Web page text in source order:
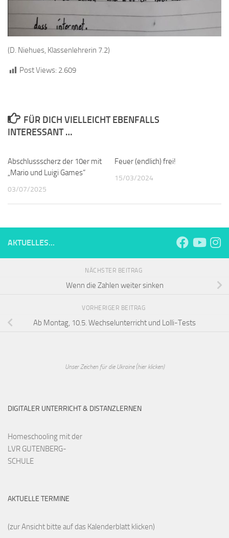
(D. Niehues, Klassenlehrerin 7.2)
Post Views: 2.609
FÜR DICH VIELLEICHT EBENFALLS
INTERESSANT …
Abschlussscherz der 10er mit
„Mario und Luigi Games“
03/07/2025
Feuer (endlich) frei!
15/03/2024
AKTUELLES...
NÄCHSTER BEITRAG
Wenn die Zahlen weiter sinken
VORHERIGER BEITRAG
Ab Montag, 10.5. Wechselunterricht und Lolli-Tests
Unser Zeichen für die Ukraine (hier klicken)
DIGITALER UNTERRICHT & DISTANZLERNEN
Homeschooling mit der
LVR GUTENBERG-
SCHULE
AKTUELLE TERMINE
(zur Ansicht bitte auf das Kalenderblatt klicken)